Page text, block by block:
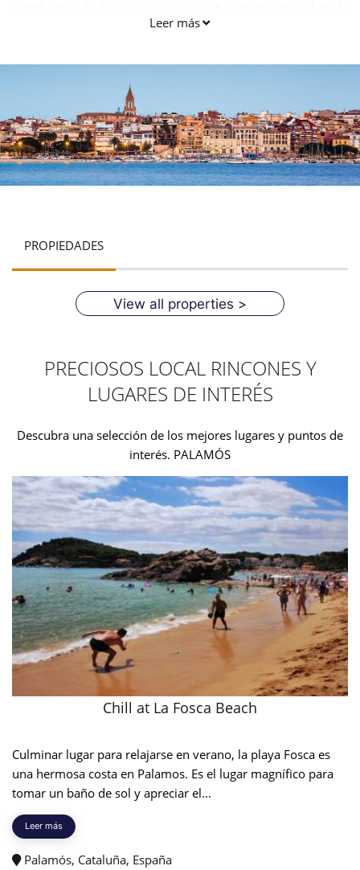
comunidad que es como de ahora perdido a otros "pueblos
Leer más
PROPIEDADES
View all properties >
PRECIOSOS LOCAL RINCONES Y
LUGARES DE INTERÉS
Descubra una selección de los mejores lugares y puntos de
interés. PALAMÓS
Chill at La Fosca Beach
Culminar lugar para relajarse en verano, la playa Fosca es
una hermosa costa en Palamos. Es el lugar magnífico para
tomar un baño de sol y apreciar el...
Leer más
Palamós, Cataluña, España